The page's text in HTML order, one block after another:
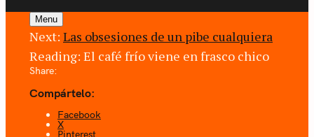
Menu
Next: Las obsesiones de un pibe cualquiera
Reading: El café frío viene en frasco chico
Share:
Compártelo:
Facebook
X
Pinterest